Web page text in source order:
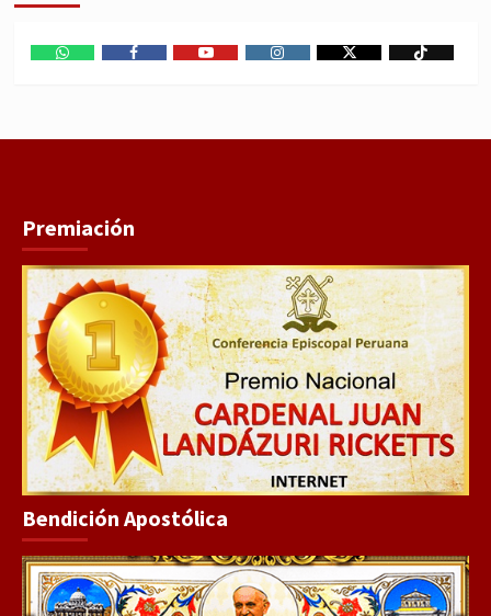
Premiación
Bendición Apostólica